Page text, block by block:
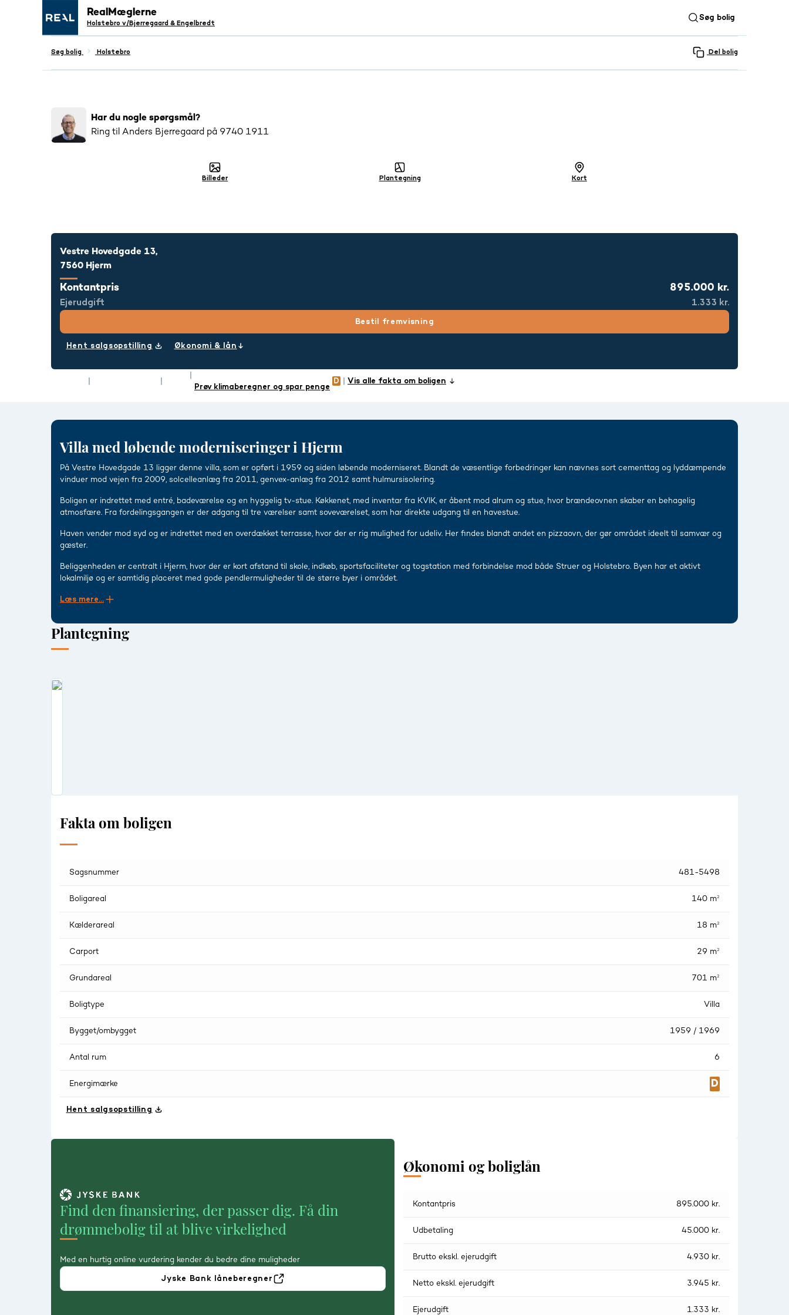
RealMæglerne
Holstebro v/Bjerregaard & Engelbredt
Søg bolig
Søg bolig Holstebro Del bolig
Populær 3012har interageret med denne bolig
Har du nogle spørgsmål?
Ring til Anders Bjerregaard på 9740 1911
Billeder Plantegning Kort
Vestre Hovedgade 13,
7560 Hjerm
Kontantpris 895.000 kr.
Ejerudgift 1.333 kr.
Bestil fremvisning
Hent salgsopstilling Økonomi & lån
Prøv klimaberegner og spar penge
Vis alle fakta om boligen
Villa med løbende moderniseringer i Hjerm
På Vestre Hovedgade 13 ligger denne villa, som er opført i 1959 og siden løbende moderniseret. Blandt de væsentlige forbedringer kan nævnes sort cementtag og lyddæmpende
vinduer mod vejen fra 2009, solcelleanlæg fra 2011, genvex-anlæg fra 2012 samt hulmursisolering.
Boligen er indrettet med entré, badeværelse og en hyggelig tv-stue. Køkkenet, med inventar fra KVIK, er åbent mod alrum og stue, hvor brændeovnen skaber en behagelig
atmosfære. Fra fordelingsgangen er der adgang til tre værelser samt soveværelset, som har direkte udgang til en havestue.
Haven vender mod syd og er indrettet med en overdækket terrasse, hvor der er rig mulighed for udeliv. Her findes blandt andet en pizzaovn, der gør området ideelt til samvær og
gæster.
Beliggenheden er centralt i Hjerm, hvor der er kort afstand til skole, indkøb, sportsfaciliteter og togstation med forbindelse mod både Struer og Holstebro. Byen har et aktivt
lokalmiljø og er samtidig placeret med gode pendlermuligheder til de større byer i området.
Læs mere...
Plantegning
Fakta om boligen
Sagsnummer 481-5498
Boligareal 140 m²
Kælderareal 18 m²
Carport 29 m²
Grundareal 701 m²
Boligtype Villa
Bygget/ombygget 1959 / 1969
Antal rum 6
Energimærke
Hent salgsopstilling
Find den finansiering, der passer dig. Få din
drømmebolig til at blive virkelighed
Med en hurtig online vurdering kender du bedre dine muligheder
Jyske Bank låneberegner
Økonomi og boliglån
Kontantpris 895.000 kr.
Udbetaling 45.000 kr.
Brutto ekskl. ejerudgift 4.930 kr.
Netto ekskl. ejerudgift 3.945 kr.
Ejerudgift 1.333 kr.